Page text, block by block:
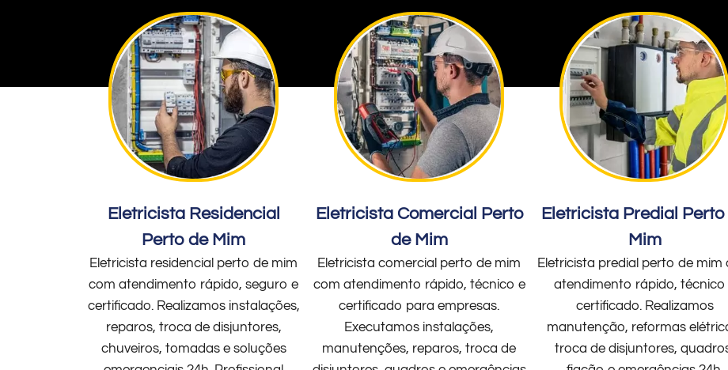
Eletricista Residencial
Perto de Mim
Eletricista residencial perto de mim
com atendimento rápido, seguro e
certificado. Realizamos instalações,
reparos, troca de disjuntores,
chuveiros, tomadas e soluções
Eletricista Comercial Perto
de Mim
Eletricista comercial perto de mim
com atendimento rápido, técnico e
certificado para empresas.
Executamos instalações,
manutenções, reparos, troca de
Eletricista Predial Perto
Mim
Eletricista predial perto de mim
atendimento rápido, técnico
certificado. Realizamos
manutenção, reformas
troca de disjuntores,